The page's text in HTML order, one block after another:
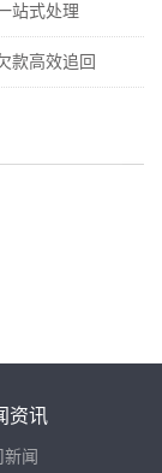
站式处理
款高效追回
资讯
新闻